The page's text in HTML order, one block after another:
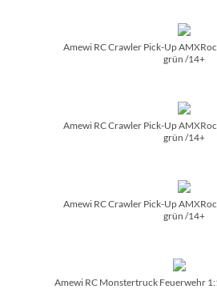
Amewi RC Crawler Pick-Up
grün /­14+
Amewi RC Crawler Pick-Up
grün /­14+
Amewi RC Crawler Pick-Up
grün /­14+
Amewi RC Monstertruck Feuerwehr